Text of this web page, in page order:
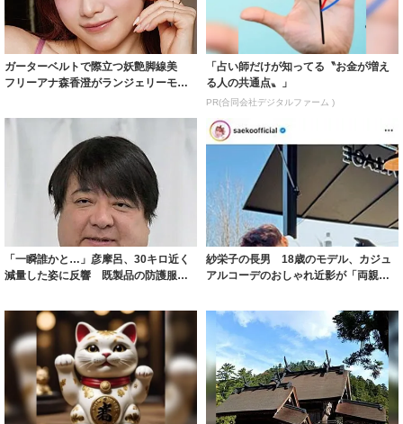
ガーターベルトで際立つ妖艶脚線美
フリーアナ森香澄がランジェリーモデ
「占い師だけが知ってる〝お金が増え
る人の共通点〟」
PR(合同会社デジタルファーム )
「一瞬誰かと…」彦摩呂、30キロ近く
減量した姿に反響 既製品の防護服が
紗栄子の長男 18歳のモデル、カジュ
アルコーデのおしゃれ近影が「両親の